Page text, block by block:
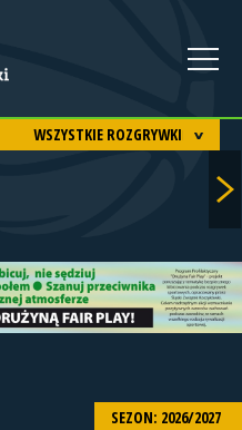
WSZYSTKIE ROZGRYWKI
SEZON: 2026/2027